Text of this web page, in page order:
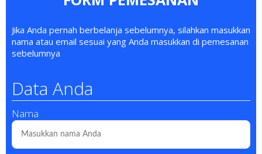
Jika Anda pernah berbelanja sebelumnya, silahkan masukkan
nama atau email sesuai yang Anda masukkan di pemesanan
sebelumnya
Data Anda
Nama